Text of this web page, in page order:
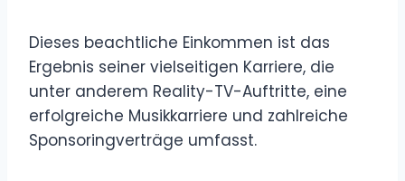
Dieses beachtliche Einkommen ist das
Ergebnis seiner vielseitigen Karriere, die
unter anderem Reality-TV-Auftritte, eine
erfolgreiche Musikkarriere und zahlreiche
Sponsoringverträge umfasst.